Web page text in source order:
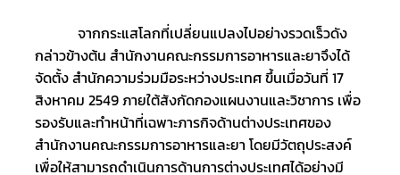
กล่าวข้างต้น สำนักงานคณะกรรมการอาหารและยาจึงได้
จัดตั้ง สำนักความร่วมมือระหว่างประเทศ ขึ้นเมื่อวันที่ 17
สิงหาคม 2549 ภายใต้สังกัดกองแผนงานและวิชาการ เพื่อ
รองรับและทำหน้าที่เฉพาะภารกิจด้านต่างประเทศของ
สำนักงานคณะกรรมการอาหารและยา โดยมีวัตถุประสงค์
เพื่อให้สามารถดำเนินการด้านการต่างประเทศได้อย่างมี